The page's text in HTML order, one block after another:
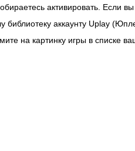
активировать. Если
аккаунту Uplay
на картинку игры в списке